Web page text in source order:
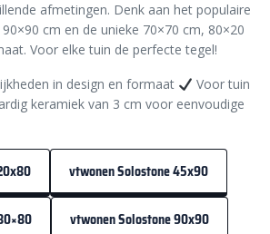
afmetingen. Denk aan het populaire
cm en de unieke 70×70 cm, 80×20
Voor elke tuin de perfecte tegel!
in design en formaat
Voor tuin
keramiek van 3 cm voor eenvoudige
vtwonen Solostone 45x90
vtwonen Solostone 90x90